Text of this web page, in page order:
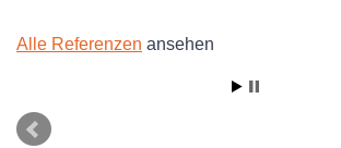
Alle Referenzen ansehen